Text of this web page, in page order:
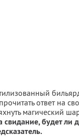
ответ на
магический
свидание, будет ли